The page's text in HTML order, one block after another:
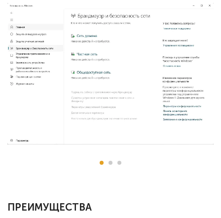
ПРЕИМУЩЕСТВА